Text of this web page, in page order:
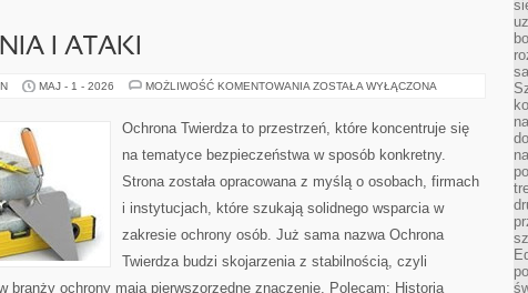
I ATAKI
MAJ - 1 - 2026 MOŻLIWOŚĆ KOMENTOWANIA ZAGROŻENIA
ZOSTAŁA WYŁĄCZONA
Ochrona Twierdza to przestrzeń, które koncentruje się
na tematyce bezpieczeństwa w sposób konkretny.
Strona została opracowana z myślą o osobach, firmach
i instytucjach, które szukają solidnego wsparcia w
zakresie ochrony osób. Już sama nazwa Ochrona
Twierdza budzi skojarzenia z stabilnością, czyli
branży ochrony mają pierwszorzędne znaczenie. Polecam: Historia